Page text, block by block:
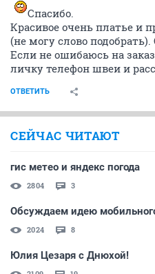
Спасибо.
Красивое очень платье и
(не могу слово
Если не ошибаюсь на
личку телефон швеи и
ОТВЕТИТЬ
СЕЙЧАС ЧИТАЮТ
гис метео и яндекс погода
2804 3
Обсуждаем идею
2024 8
Юлия Цезаря с Днюхой!